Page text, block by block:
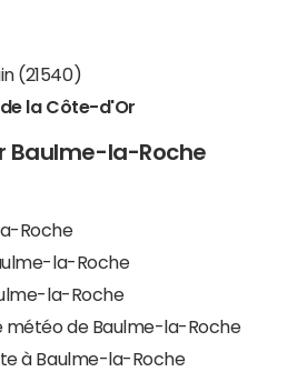
(21540)
la Côte-d'Or
Baulme-la-Roche
Roche
la-Roche
la-Roche
météo de Baulme-la-Roche
à Baulme-la-Roche